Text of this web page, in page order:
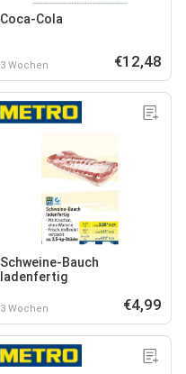
Coca-Cola
3 Wochen €12,48
Schweine-Bauch
ladenfertig
3 Wochen €4,99